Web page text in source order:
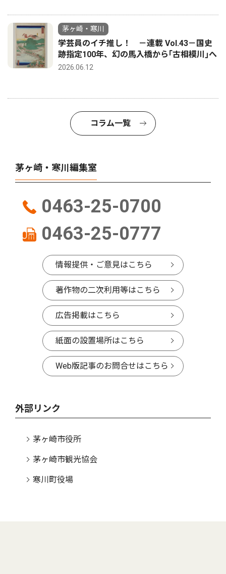
茅ヶ崎・寒川
学芸員のイチ推し！ －連載 Vol.43－国史
跡指定100年、幻の馬入橋から｢古相模川｣へ
2026.06.12
コラム一覧
茅ヶ崎・寒川編集室
0463-25-0700
0463-25-0777
情報提供・ご意見はこちら
著作物の二次利用等はこちら
広告掲載はこちら
紙面の設置場所はこちら
Web版記事のお問合せはこちら
外部リンク
茅ヶ崎市役所
茅ヶ崎市観光協会
寒川町役場